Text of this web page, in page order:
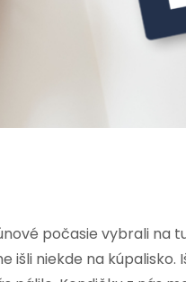
počasie vybrali na
išli niekde na